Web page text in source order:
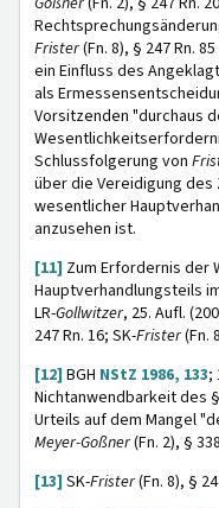
Frister(Fn. 8), § 247 Rn.
ein Einfluss des
als
Vorsitzenden "durchaus
Schlussfolgerung von
über die Vereidigung
wesentlicher
anzusehen ist.
[11] Zum Erfordernis der
Hauptverhandlungsteils
LR-Gollwitzer, 25. Aufl.
247 Rn. 16; SK-Frister(Fn.
[12] BGH NStZ 1986, 133;
Nichtanwendbarkeit des §
Urteils auf dem Mangel
Meyer-Goßner(Fn. 2), §
[13] SK-Frister(Fn. 8), §